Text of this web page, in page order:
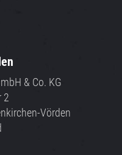
& Co. KG
2
Vörden